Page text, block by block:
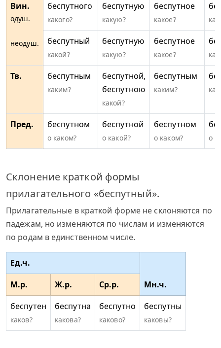
Вин.
одуш.
неодуш.
беспутного
какого?
беспутную
какую?
беспутное
какое?
беспутный
какой?
беспутную
какую?
беспутное
какое?
Тв. беспутным
каким?
беспутной,
беспутною
какой?
беспутным
каким?
Пред. беспутном
о каком?
беспутной
о какой?
беспутном
о каком? о
Склонение краткой формы
прилагательного «беспутный».
Прилагательные в краткой форме не склоняются по
падежам, но изменяются по числам и изменяются
по родам в единственном числе.
Ед.ч.
Мн.ч.
М.р. Ж.р.
Ср.р.
беспутен
каков?
беспутна
какова?
беспутно
каково?
беспутны
каковы?